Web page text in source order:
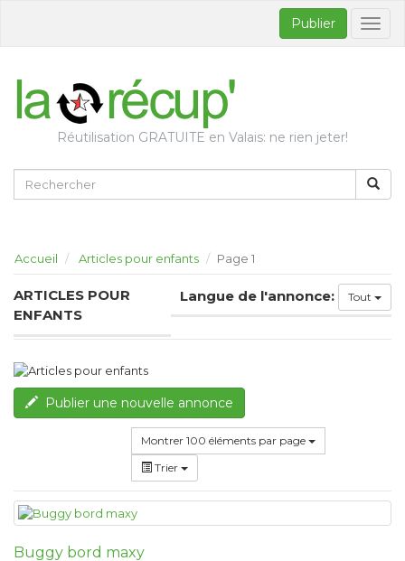
Publier
Réutilisation GRATUITE en Valais: ne rien jeter!
Accueil Articles pour enfants Page 1
ARTICLES POUR
ENFANTS
Langue de l'annonce: Tout
Publier une nouvelle annonce
Montrer 100 éléments par page
Trier
Buggy bord maxy